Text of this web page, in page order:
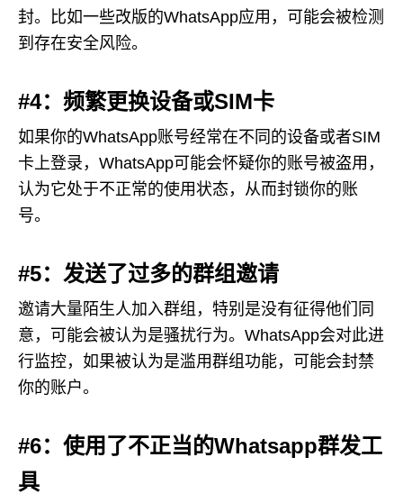
封。比如一些改版的WhatsApp应用，可能会被检测
到存在安全风险。
#4：频繁更换设备或SIM卡
如果你的WhatsApp账号经常在不同的设备或者SIM
卡上登录，WhatsApp可能会怀疑你的账号被盗用，
认为它处于不正常的使用状态，从而封锁你的账
号。
#5：发送了过多的群组邀请
邀请大量陌生人加入群组，特别是没有征得他们同
意，可能会被认为是骚扰行为。WhatsApp会对此进
行监控，如果被认为是滥用群组功能，可能会封禁
你的账户。
#6：使用了不正当的Whatsapp群发工
具